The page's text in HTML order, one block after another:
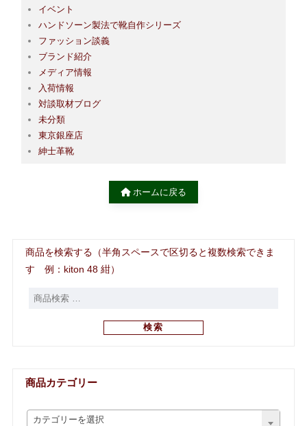
イベント
ハンドソーン製法で靴自作シリーズ
ファッション談義
ブランド紹介
メディア情報
入荷情報
対談取材ブログ
未分類
東京銀座店
紳士革靴
ホームに戻る
商品を検索する（半角スペースで区切ると複数検索できま
す 例：kiton 48 紺）
検索
商品カテゴリー
カテゴリーを選択